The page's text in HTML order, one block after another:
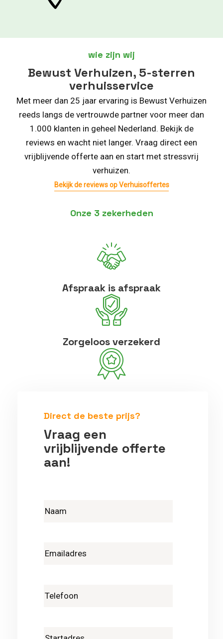
wie zijn wij
Bewust Verhuizen, 5-sterren
verhuisservice
Met meer dan 25 jaar ervaring is Bewust Verhuizen
reeds langs de vertrouwde partner voor meer dan
1.000 klanten in geheel Nederland. Bekijk de
reviews en wacht niet langer. Vraag direct een
vrijblijvende offerte aan en start met stressvrij
verhuizen.
Bekijk de reviews op Verhuisoffertes
Onze 3 zekerheden
Afspraak is afspraak
Zorgeloos verzekerd
Direct de beste prijs?
Vraag een
vrijblijvende offerte
aan!